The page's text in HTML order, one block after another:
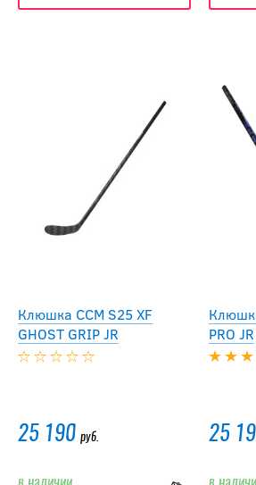
Клюшка CCM S25 XF
GHOST GRIP JR
25 190 руб.
PRO JR
25